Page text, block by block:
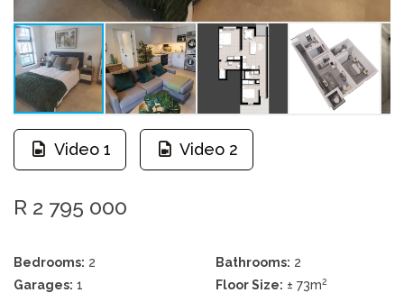
Video 1 Video 2
R 2 795 000
Bedrooms: 2 Bathrooms: 2
Garages: 1 Floor Size: ± 73m2